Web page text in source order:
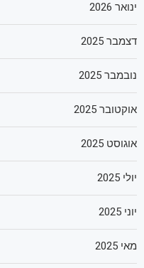
ינואר 2026
דצמבר 2025
נובמבר 2025
אוקטובר 2025
אוגוסט 2025
יולי 2025
יוני 2025
מאי 2025